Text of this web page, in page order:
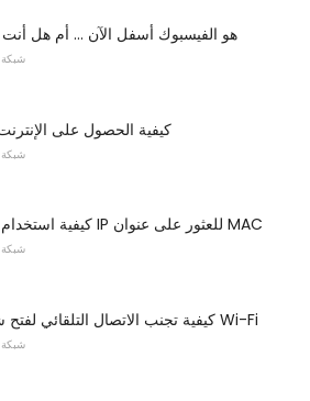
هو الفيسبوك أسفل الآن ... أم هل
شبكة
كيفية الحصول على
شبكة
كيفية استخدام عنوان IP للعثور على عنوان MAC
شبكة
كيفية تجنب الاتصال التلقائي لفتح شبكات Wi-Fi
شبكة